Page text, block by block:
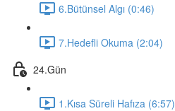
6.Bütünsel Algı (0:46)
7.Hedefli Okuma (2:04)
24.Gün
1.Kısa Süreli Hafıza (6:57)